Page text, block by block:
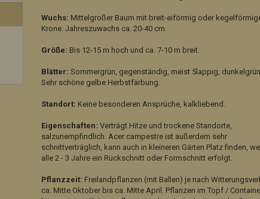
Wuchs: Mittelgroßer Baum mit breit-eiförmig oder
Krone. Jahreszuwachs ca. 20-40 cm.
Größe: Bis 12-15 m hoch und ca. 7-10 m breit.
Blätter: Sommergrün, gegenständig, meist 5lappig, dunkelgrün.
Sehr schöne gelbe Herbstfärbung.
Standort: Keine besonderen Ansprüche, kalkliebend.
Eigenschaften: Verträgt Hitze und trockene Standorte,
salzunempfindlich. Acer campestre ist außerdem sehr
schnittverträglich, kann auch in kleineren Gärten Platz finden,
alle 2 - 3 Jahre ein Rückschnitt oder Formschnitt erfolgt.
Pflanzzeit: Freilandpflanzen (mit Ballen) je nach
ca. Mitte Oktober bis ca. Mitte April. Pflanzen im Topf /